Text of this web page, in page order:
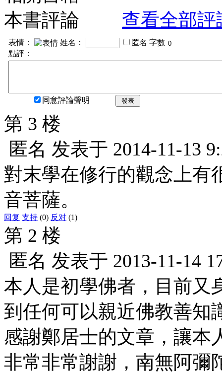
本書評論
查看全部評
表情： 姓名： 匿名 字數
點評：
同意評論聲明 發表
第 3 楼
匿名 发表于 2014-11-13
對末學在修行的觀念上有
音菩薩。
回复 支持 (0) 反对 (1)
第 2 楼
匿名 发表于 2013-11-14
本人是初學佛者，目前又
到任何可以親近佛教善知
感謝鄭居士的文章，讓本
非常非常謝謝，南無阿彌